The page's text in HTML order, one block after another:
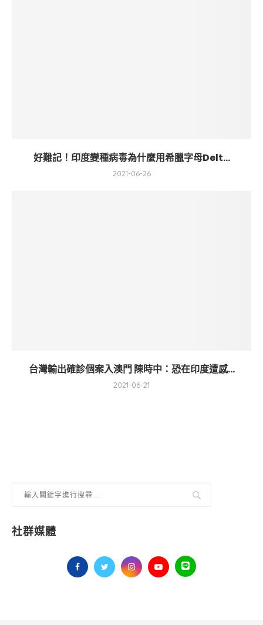
好難記！印度變種病毒為什麼用希臘字母Delt...
2021-06-26
台灣輸出確診個案入澳門 陳時中：恐在印度遭感...
2021-06-21
社群媒體